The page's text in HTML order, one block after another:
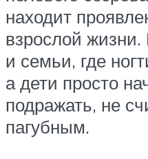
находит
взрослой
и семьи, где
а дети просто
подражать, не
пагубным.